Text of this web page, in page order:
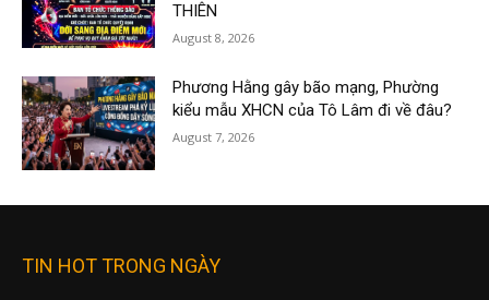
THIÊN
August 8, 2026
Phương Hằng gây bão mạng, Phường
kiểu mẫu XHCN của Tô Lâm đi về đâu?
August 7, 2026
TIN HOT TRONG NGÀY